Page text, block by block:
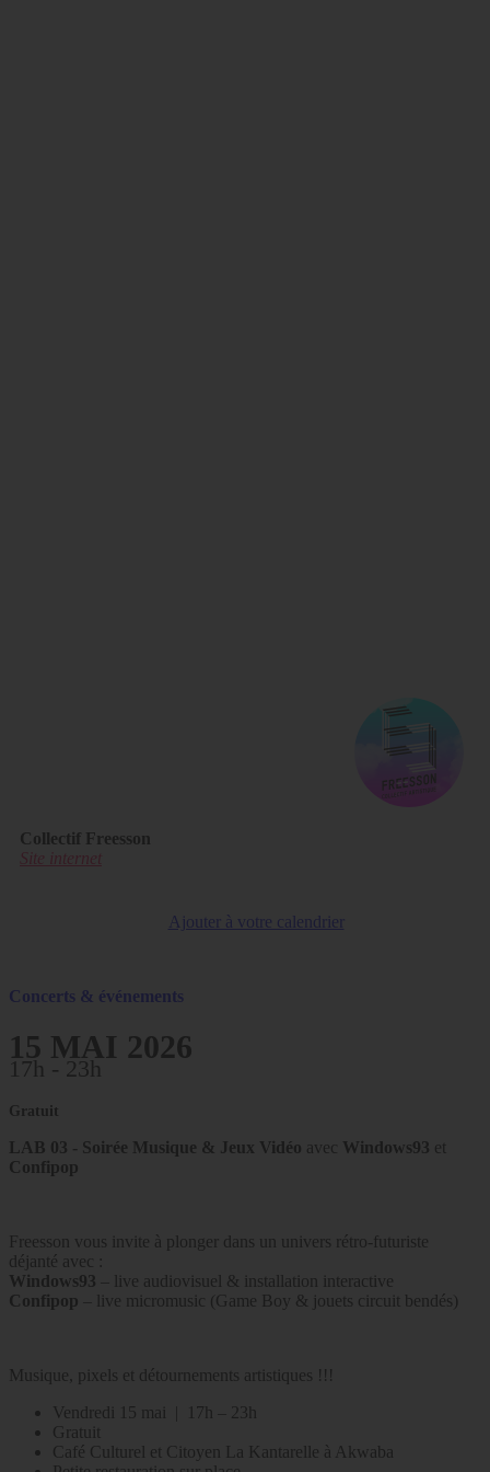
Collectif Freesson
Site internet
Ajouter à votre calendrier
Concerts & événements
15 MAI 2026
17h - 23h
Gratuit
LAB 03 - Soirée Musique & Jeux Vidéo avec Windows93 et
Confipop
Freesson vous invite à plonger dans un univers rétro-futuriste
déjanté avec :
Windows93
– live audiovisuel & installation interactive
Confipop
– live micromusic (Game Boy & jouets circuit bendés)
Musique, pixels et détournements artistiques !!!
Vendredi 15 mai | 17h – 23h
Gratuit
Café Culturel et Citoyen La Kantarelle à Akwaba